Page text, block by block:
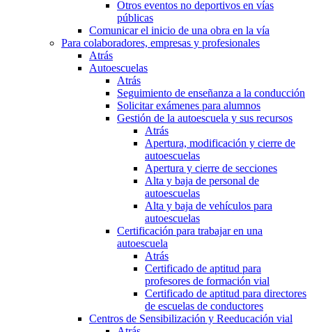
Otros eventos no deportivos en vías
públicas
Comunicar el inicio de una obra en la vía
Para colaboradores, empresas y profesionales
Atrás
Autoescuelas
Atrás
Seguimiento de enseñanza a la conducción
Solicitar exámenes para alumnos
Gestión de la autoescuela y sus recursos
Atrás
Apertura, modificación y cierre de
autoescuelas
Apertura y cierre de secciones
Alta y baja de personal de
autoescuelas
Alta y baja de vehículos para
autoescuelas
Certificación para trabajar en una
autoescuela
Atrás
Certificado de aptitud para
profesores de formación vial
Certificado de aptitud para directores
de escuelas de conductores
Centros de Sensibilización y Reeducación vial